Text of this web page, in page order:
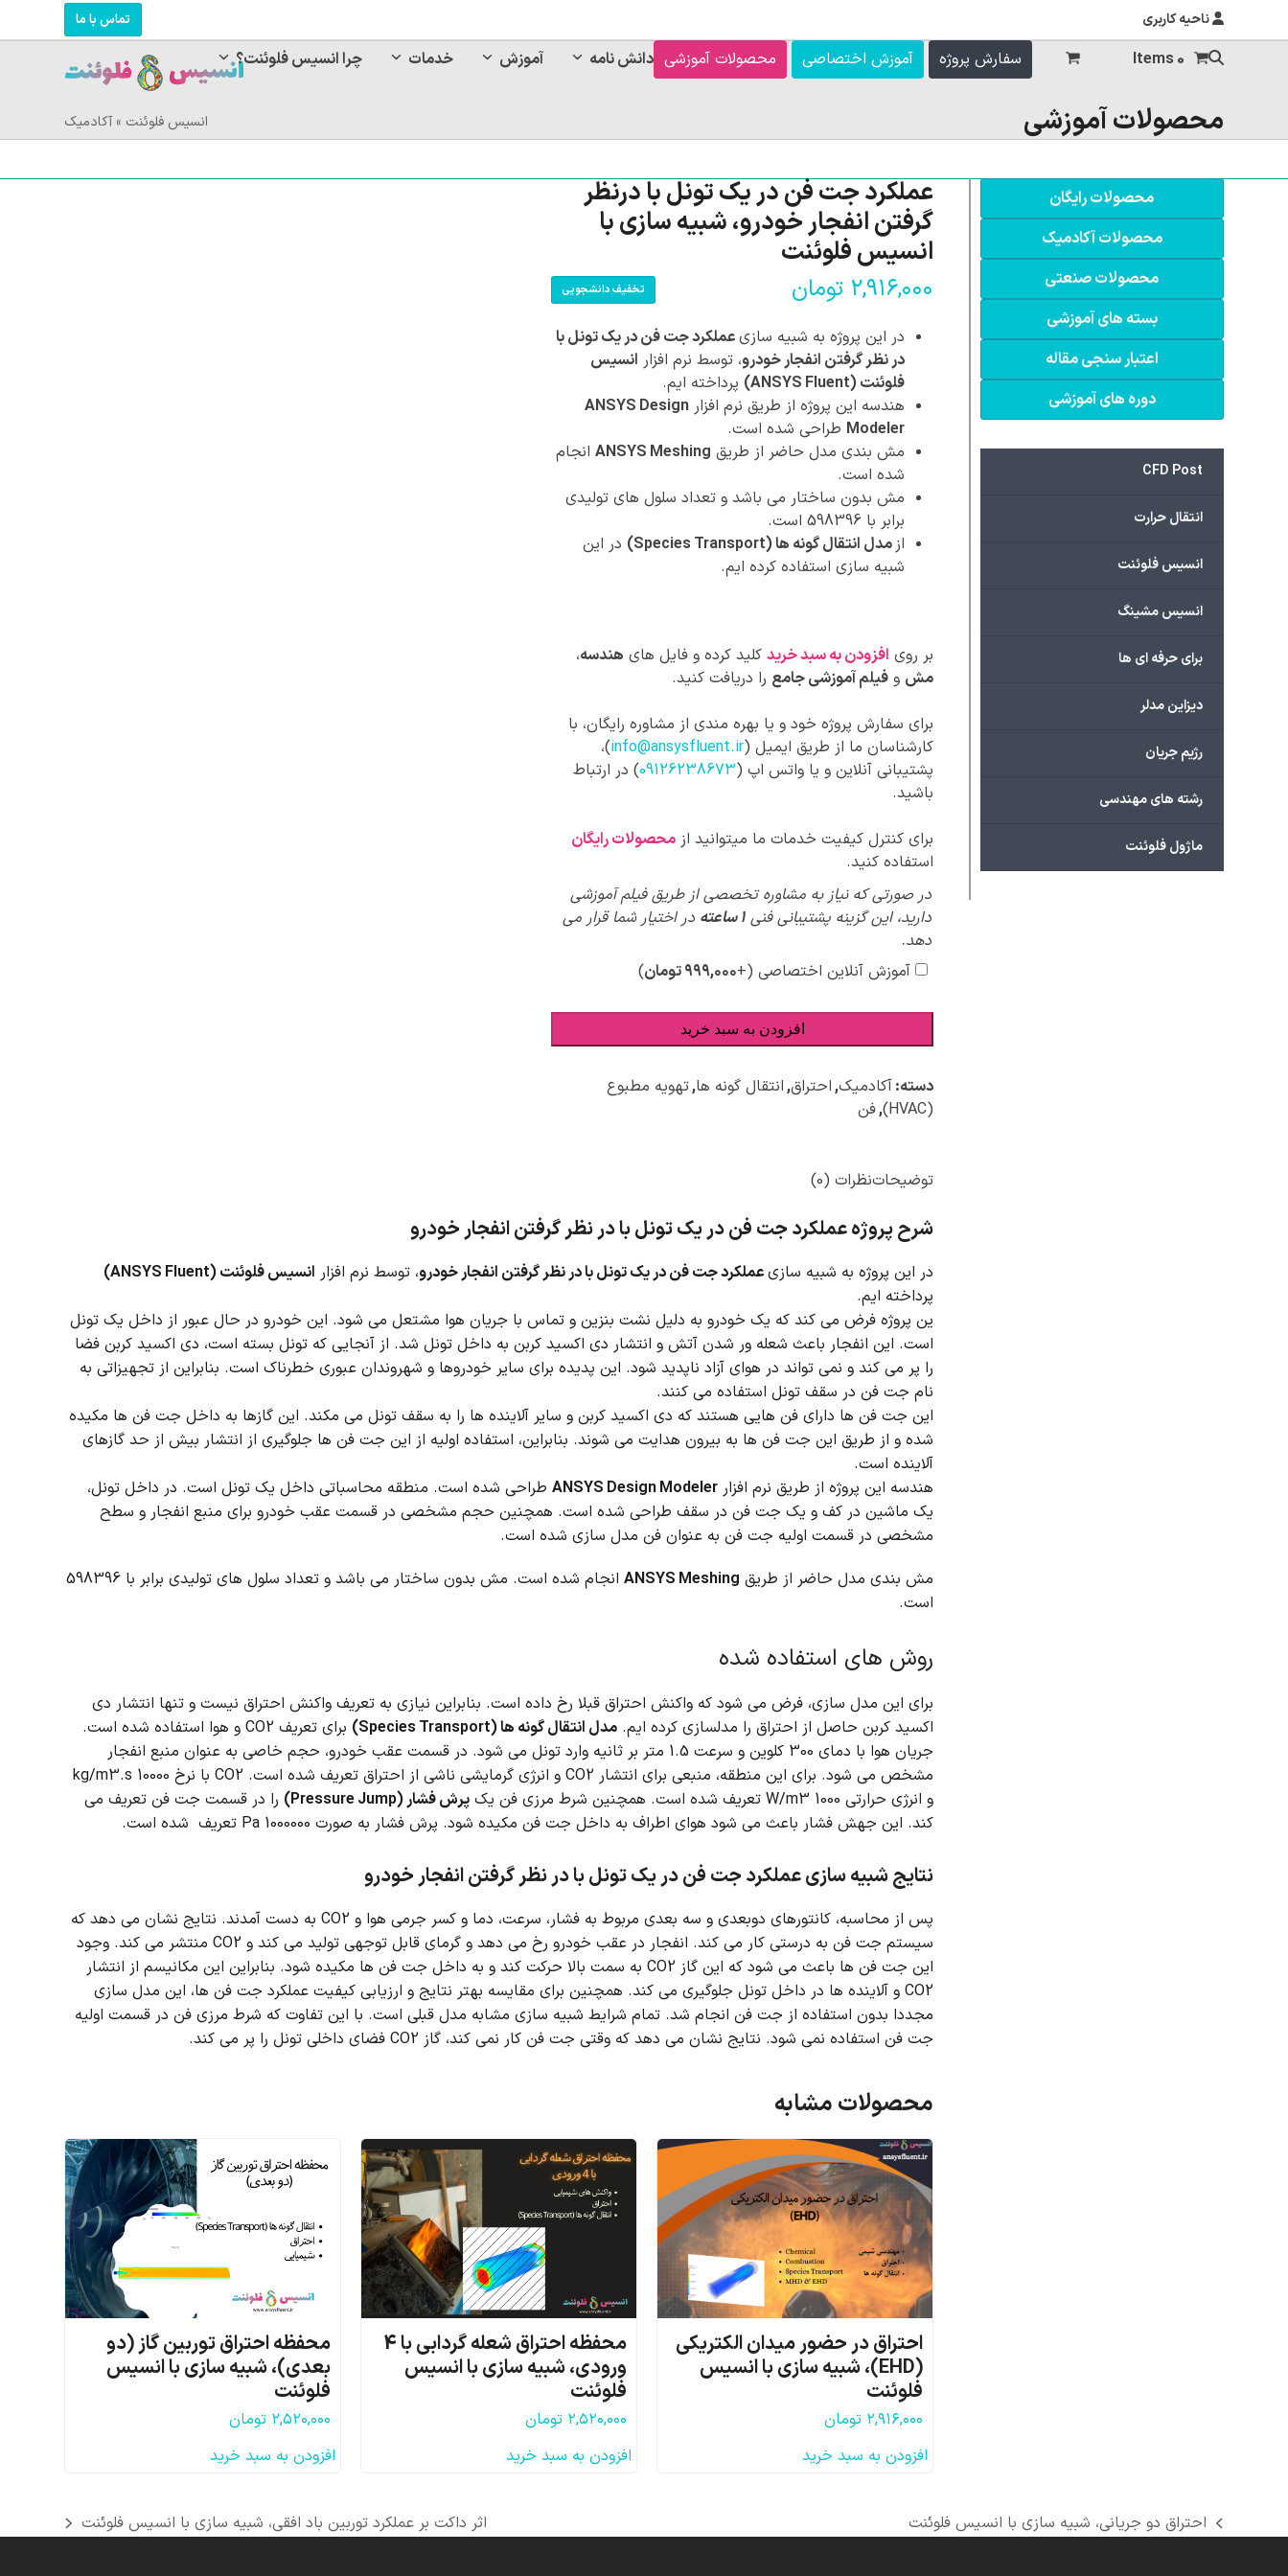
ناحیه کاربری تماس با ما
چرا انسیس فلوئنت؟ خدمات آموزش دانش نامه محصولات آموزشی آموزش اختصاصی سفارش پروژه 0 Items
محصولات آموزشی انسیس فلوئنت » آکادمیک
عملکرد جت فن در یک تونل با درنظر
گرفتن انفجار خودرو، شبیه سازی با
انسیس فلوئنت
۲,۹۱۶,۰۰۰ تومان تخفیف دانشجویی
در این پروژه به شبیه سازیعملکرد جت فن در یک تونل با
در نظر گرفتن انفجار خودرو، توسط نرم افزار انسیس
فلوئنت (ANSYS Fluent)
پرداخته ایم.
هندسه این پروژه از طریق نرم افزار ANSYS Design
Modeler طراحی شده است.
مش بندی مدل حاضر از طریق ANSYS Meshingانجام
شده است.
مش بدون ساختار می باشد و تعداد سلول های تولیدی
برابر با 598396 است.
ازمدل انتقال گونه ها (Species Transport)
در این
شبیه سازی استفاده کرده ایم.
بر روی افزودن به سبد خریدکلید کرده و فایل های هندسه،
مش و فیلم آموزشی جامع را دریافت کنید.
برای سفارش پروژه خود و یا بهره مندی از مشاوره رایگان، با
کارشناسان ما از طریق ایمیل (info@ansysfluent.ir)،
پشتیبانی آنلاین و یا واتس اپ (09126238673) در ارتباط
باشید.
برای کنترل کیفیت خدمات ما میتوانید از محصولات رایگان
استفاده کنید.
در صورتی که نیاز به مشاوره تخصصی از طریق فیلم آموزشی
دارید، این گزینه پشتیبانی فنی 1 ساعته
در اختیار شما قرار می
دهد.
آموزش آنلاین اختصاصی (+۹۹۹,۰۰۰تومان)
افزودن به سبد خرید
دسته:آکادمیک,احتراق,انتقال گونه ها,تهویه مطبوع
(HVAC)
,فن
توضیحاتنظرات (0)
شرح پروژه عملکرد جت فن در یک تونل با در نظر گرفتن انفجار خودرو
در این پروژه به شبیه سازیعملکرد جت فن در یک تونل با در نظر گرفتن انفجار خودرو، توسط نرم افزار انسیس فلوئنت (ANSYS Fluent)
پرداخته ایم.
ین پروژه فرض می کند که یک خودرو به دلیل نشت بنزین و تماس با جریان هوا مشتعل می شود. این خودرو در حال عبور از داخل یک تونل
است. این انفجار باعث شعله ور شدن آتش و انتشار دی اکسید کربن به داخل تونل شد. از آنجایی که تونل بسته است، دی اکسید کربن فضا
را پر می کند و نمی تواند در هوای آزاد ناپدید شود. این پدیده برای سایر خودروها و شهروندان عبوری خطرناک است. بنابراین از تجهیزاتی به
نام جت فن در سقف تونل استفاده می کنند.
این جت فن ها دارای فن هایی هستند که دی اکسید کربن و سایر آلاینده ها را به سقف تونل می مکند. این گازها به داخل جت فن ها مکیده
شده و از طریق این جت فن ها به بیرون هدایت می شوند. بنابراین، استفاده اولیه از این جت فن ها جلوگیری از انتشار بیش از حد گازهای
آلاینده است.
هندسه این پروژه از طریق نرم افزار ANSYS Design Modelerطراحی شده است. منطقه محاسباتی داخل یک تونل است. در داخل تونل،
یک ماشین در کف و یک جت فن در سقف طراحی شده است. همچنین حجم مشخصی در قسمت عقب خودرو برای منبع انفجار و سطح
مشخصی در قسمت اولیه جت فن به عنوان فن مدل سازی شده است.
مش بندی مدل حاضر از طریق ANSYS Meshingانجام شده است.
مش بدون ساختار می باشد و تعداد سلول های تولیدی برابر با 598396
است.
روش های استفاده شده
برای این مدل سازی، فرض می شود که واکنش احتراق قبلا رخ داده است. بنابراین نیازی به تعریف واکنش احتراق نیست و تنها انتشار دی
اکسید کربن حاصل از احتراق را مدلسازی کرده ایم. مدل انتقال گونه ها (Species Transport)
برای تعریف CO2 و هوا استفاده شده است.
جریان هوا با دمای 300 کلوین و سرعت 1.5 متر بر ثانیه وارد تونل می شود.
در قسمت عقب خودرو، حجم خاصی به عنوان منبع انفجار
مشخص می شود. برای این منطقه، منبعی برای انتشار CO2 و انرژی گرمایشی ناشی از احتراق تعریف شده است.
CO2 با نرخ 10000 kg/m3.s
و انرژی حرارتی 1000 W/m3 تعریف شده است.
همچنین شرط مرزی فن یک پرش فشار (Pressure Jump)
را در قسمت جت فن تعریف می
کند. این جهش فشار باعث می شود هوای اطراف به داخل جت فن مکیده شود. پرش فشار به صورت 1000000 Pa تعریف شده است.
نتایج شبیه سازی عملکرد جت فن در یک تونل با در نظر گرفتن انفجار خودرو
پس از محاسبه، کانتورهای دوبعدی و سه بعدی مربوط به فشار، سرعت، دما و کسر جرمی هوا و CO2 به دست آمدند.
نتایج نشان می دهد که
سیستم جت فن به درستی کار می کند. انفجار در عقب خودرو رخ می دهد و گرمای قابل توجهی تولید می کند و CO2 منتشر می کند.
وجود
این جت فن ها باعث می شود که این گاز CO2 به سمت بالا حرکت کند و به داخل جت فن ها مکیده شود.
بنابراین این مکانیسم از انتشار
CO2 و آلاینده ها در داخل تونل جلوگیری می کند.
همچنین برای مقایسه بهتر نتایج و ارزیابی کیفیت عملکرد جت فن ها، این مدل سازی
مجددا بدون استفاده از جت فن انجام شد. تمام شرایط شبیه سازی مشابه مدل قبلی است. با این تفاوت که شرط مرزی فن در قسمت اولیه
جت فن استفاده نمی شود. نتایج نشان می دهد که وقتی جت فن کار نمی کند، گاز CO2 فضای داخلی تونل را پر می کند.
محصولات مشابه
احتراق در حضور میدان الکتریکی
(EHD)، شبیه سازی با انسیس
فلوئنت
۲,۹۱۶,۰۰۰ تومان
افزودن به سبد خرید
محفظه احتراق شعله گردابی با 4
ورودی، شبیه سازی با انسیس
فلوئنت
۲,۵۲۰,۰۰۰ تومان
افزودن به سبد خرید
محفظه احتراق توربین گاز (دو
بعدی)، شبیه سازی با انسیس
فلوئنت
۲,۵۲۰,۰۰۰ تومان
افزودن به سبد خرید
محصولات رایگان
محصولات آکادمیک
محصولات صنعتی
بسته های آموزشی
اعتبار سنجی مقاله
دوره های آموزشی
CFD Post
انتقال حرارت
انسیس فلوئنت
انسیس مشینگ
برای حرفه ای ها
دیزاین مدلر
رژیم جریان
رشته های مهندسی
ماژول فلوئنت
previous
احتراق دو جریانی، شبیه سازی با انسیس فلوئنت
next
اثر داکت بر عملکرد توربین باد افقی، شبیه سازی با انسیس فلوئنت